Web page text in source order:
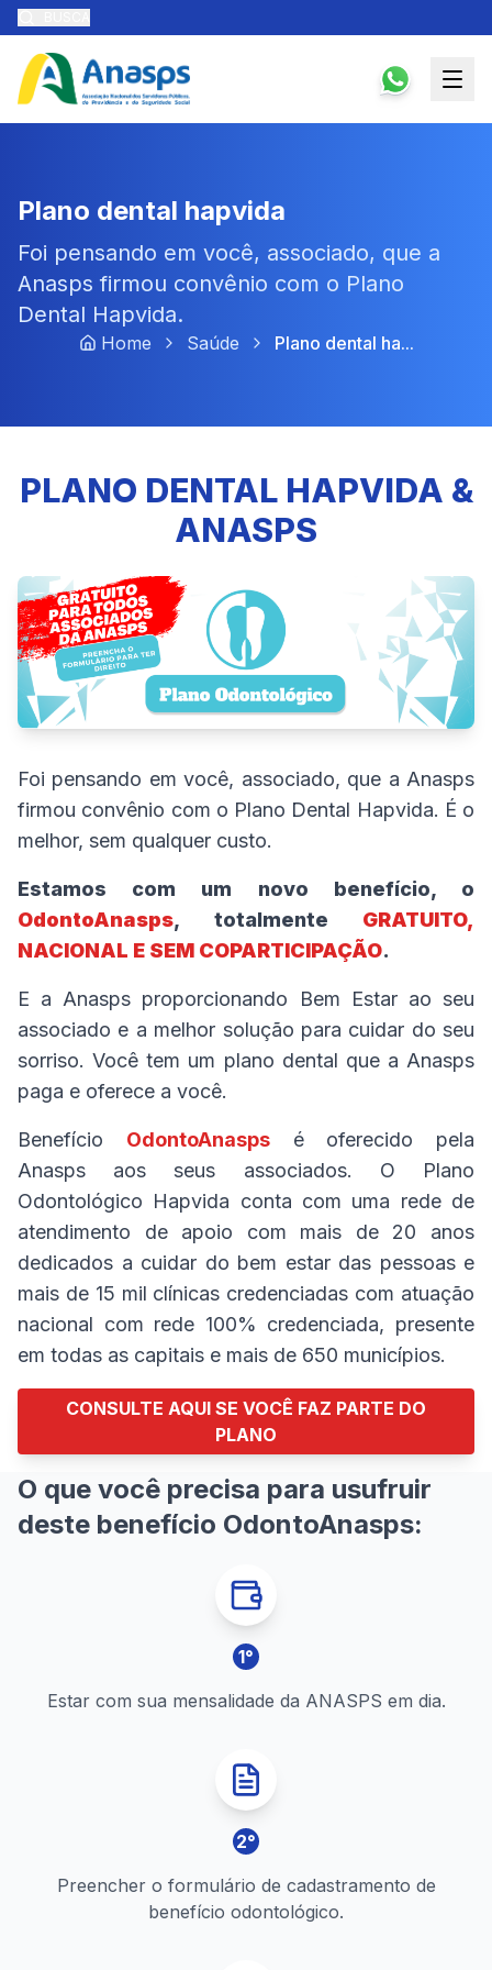
Plano dental hapvida
Foi pensando em você, associado, que a
Anasps firmou convênio com o Plano
Dental Hapvida.
Home Saúde Plano dental ha...
PLANO DENTAL HAPVIDA &
ANASPS
Foi pensando em você, associado, que a Anasps
firmou convênio com o Plano Dental Hapvida. É o
melhor, sem qualquer custo.
Estamos com um novo benefício, o
OdontoAnasps, totalmente
GRATUITO,
NACIONAL E SEM COPARTICIPAÇÃO.
E a Anasps proporcionando Bem Estar ao seu
associado e a melhor solução para cuidar do seu
sorriso. Você tem um plano dental que a Anasps
paga e oferece a você.
Benefício OdontoAnaspsé oferecido pela
Anasps aos seus associados. O Plano
Odontológico Hapvida conta com uma rede de
atendimento de apoio com mais de 20 anos
dedicados a cuidar do bem estar das pessoas e
mais de 15 mil clínicas credenciadas com atuação
nacional com rede 100% credenciada, presente
em todas as capitais e mais de 650 municípios.
CONSULTE AQUI SE VOCÊ FAZ PARTE DO
PLANO
O que você precisa para usufruir
deste benefício OdontoAnasps:
1°
Estar com sua mensalidade da ANASPS em dia.
2°
Preencher o formulário de cadastramento de
benefício odontológico.